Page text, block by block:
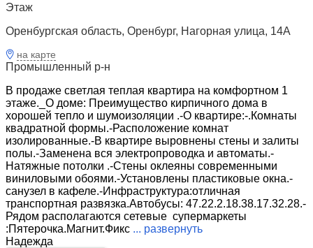
Этаж
Оренбургская область, Оренбург, Нагорная улица, 14А
на карте
Промышленный р-н
В продаже светлая теплая квартира на комфортном 1
этаже._О доме: Преимущество кирпичного дома в
хорошей тепло и шумоизоляции .-О квартире:-.Комнаты
квадратной формы.-Расположение комнат
изолированные.-В квартире выровнены стены и залиты
полы.-Заменена вся электропроводка и автоматы.-
Натяжные потолки .-Стены оклеяны современными
виниловыми обоями.-Установлены пластиковые окна.-
санузел в кафеле.-Инфраструктура:отличная
транспортная развязка.Автобусы: 47.22.2.18.38.17.32.28.-
Рядом располагаются сетевые супермаркеты
:Пятерочка.Магнит.Фикс ... развернуть
Надежда